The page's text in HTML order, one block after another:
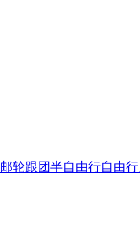
邮轮跟团半自由行自由行